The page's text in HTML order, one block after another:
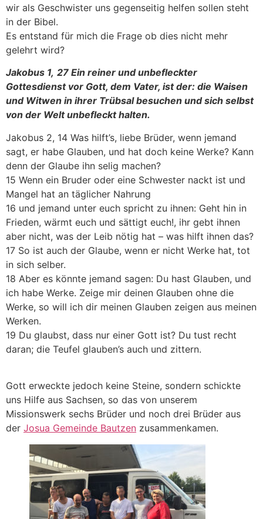
wir als Geschwister uns gegenseitig helfen sollen steht
in der Bibel.
Es entstand für mich die Frage ob dies nicht mehr
gelehrt wird?
Jakobus 1, 27 Ein reiner und unbefleckter
Gottesdienst vor Gott, dem Vater, ist der: die Waisen
und Witwen in ihrer Trübsal besuchen und sich selbst
von der Welt unbefleckt halten.
Jakobus 2, 14 Was hilft’s, liebe Brüder, wenn jemand
sagt, er habe Glauben, und hat doch keine Werke? Kann
denn der Glaube ihn selig machen?
15 Wenn ein Bruder oder eine Schwester nackt ist und
Mangel hat an täglicher Nahrung
16 und jemand unter euch spricht zu ihnen: Geht hin in
Frieden, wärmt euch und sättigt euch!, ihr gebt ihnen
aber nicht, was der Leib nötig hat – was hilft ihnen das?
17 So ist auch der Glaube, wenn er nicht Werke hat, tot
in sich selber.
18 Aber es könnte jemand sagen: Du hast Glauben, und
ich habe Werke. Zeige mir deinen Glauben ohne die
Werke, so will ich dir meinen Glauben zeigen aus meinen
Werken.
19 Du glaubst, dass nur einer Gott ist? Du tust recht
daran; die Teufel glauben’s auch und zittern.
Gott erweckte jedoch keine Steine, sondern schickte
uns Hilfe aus Sachsen, so das von unserem
Missionswerk sechs Brüder und noch drei Brüder aus
der Josua Gemeinde Bautzen zusammenkamen.